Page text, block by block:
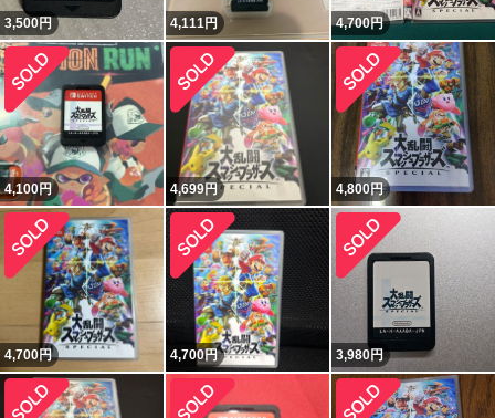
3,500円 4,111円 4,700円
4,100円 4,699円 4,800円
4,700円 4,700円 3,980円